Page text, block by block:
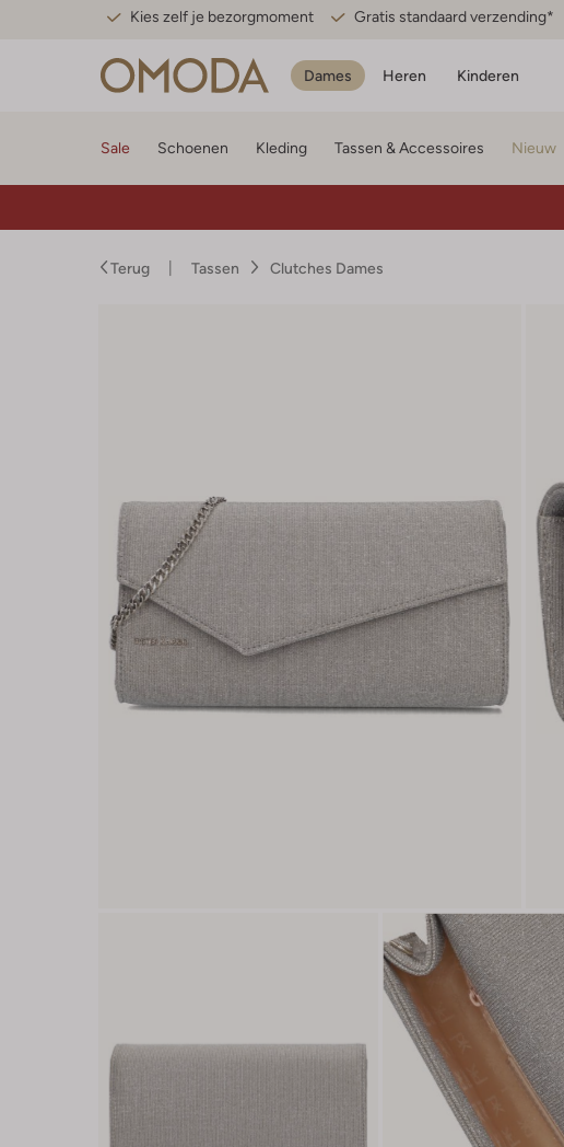
Kies zelf je bezorgmoment Gratis standaard verzending*
Dames Heren Kinderen
Sale Schoenen Kleding Tassen & Accessoires Nieuw
Terug Tassen Clutches Dames